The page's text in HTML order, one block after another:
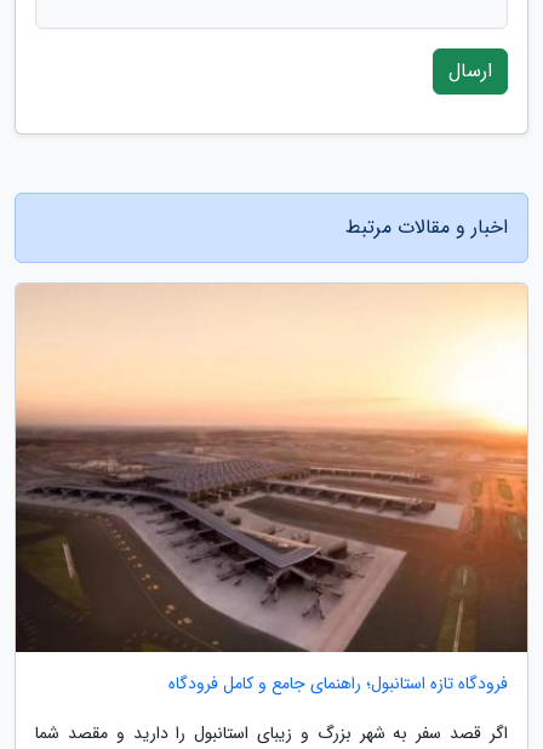
ارسال
اخبار و مقالات مرتبط
فرودگاه تازه استانبول؛ راهنمای جامع و کامل فرودگاه
اگر قصد سفر به شهر بزرگ و زیبای استانبول را دارید و مقصد شما